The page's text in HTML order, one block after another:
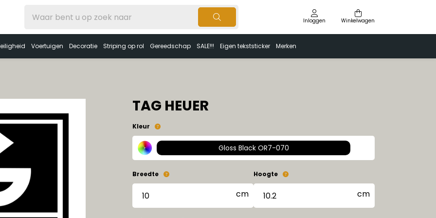
Inloggen Winkelwagen
Voertuigen Decoratie Striping op rol Gereedschap SALE!!! Eigen tekststicker Merken
TAG HEUER
Kleur
Gloss Black OR7-070
Breedte Hoogte